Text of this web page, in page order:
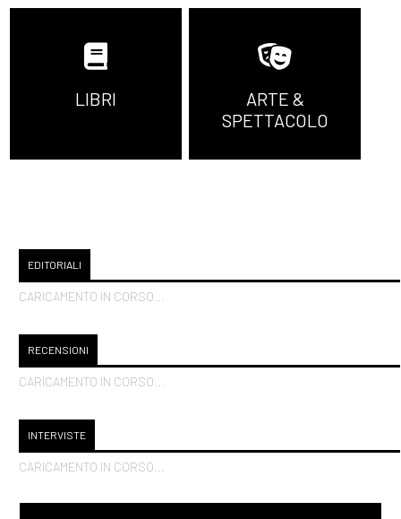
LIBRI
ARTE &
SPETTACOLO
EDITORIALI
CARICAMENTO IN CORSO...
RECENSIONI
CARICAMENTO IN CORSO...
INTERVISTE
CARICAMENTO IN CORSO...